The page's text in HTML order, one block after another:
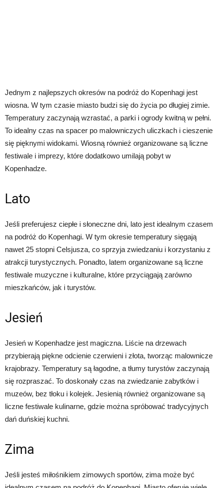
Jednym z najlepszych okresów na podróż do Kopenhagi jest
wiosna. W tym czasie miasto budzi się do życia po długiej zimie.
Temperatury zaczynają wzrastać, a parki i ogrody kwitną w pełni.
To idealny czas na spacer po malowniczych uliczkach i cieszenie
się pięknymi widokami. Wiosną również organizowane są liczne
festiwale i imprezy, które dodatkowo umilają pobyt w
Kopenhadze.
Lato
Jeśli preferujesz ciepłe i słoneczne dni, lato jest idealnym czasem
na podróż do Kopenhagi. W tym okresie temperatury sięgają
nawet 25 stopni Celsjusza, co sprzyja zwiedzaniu i korzystaniu z
atrakcji turystycznych. Ponadto, latem organizowane są liczne
festiwale muzyczne i kulturalne, które przyciągają zarówno
mieszkańców, jak i turystów.
Jesień
Jesień w Kopenhadze jest magiczna. Liście na drzewach
przybierają piękne odcienie czerwieni i złota, tworząc malownicze
krajobrazy. Temperatury są łagodne, a tłumy turystów zaczynają
się rozpraszać. To doskonały czas na zwiedzanie zabytków i
muzeów, bez tłoku i kolejek. Jesienią również organizowane są
liczne festiwale kulinarne, gdzie można spróbować tradycyjnych
dań duńskiej kuchni.
Zima
Jeśli jesteś miłośnikiem zimowych sportów, zima może być